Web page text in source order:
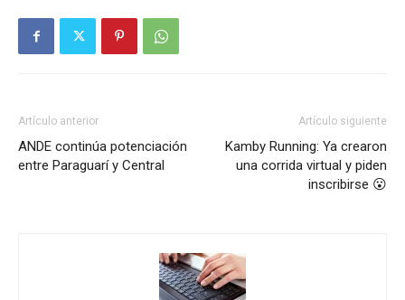
Artículo anterior
ANDE continúa potenciación
entre Paraguarí y Central
Artículo siguiente
Kamby Running: Ya crearon
una corrida virtual y piden
inscribirse 😮